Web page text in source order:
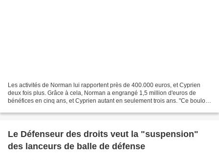
Les activités de Norman lui rapportent près de 400.000 euros, et Cyprien
deux fois plus. Grâce à cela, Norman a engrangé 1,5 million d'euros de
bénéfices en cinq ans, et Cyprien autant en seulement trois ans. "Ce boulot
Le Défenseur des droits veut la "suspension"
des lanceurs de balle de défense